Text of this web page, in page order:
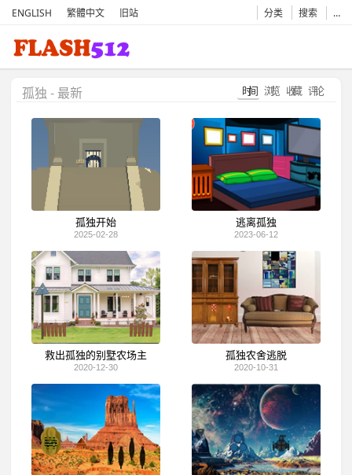
ENGLISH 繁體中文 旧站 分类 搜索 …
时间 浏览 收藏 评论
孤独 - 最新
孤独开始
2025-02-28
逃离孤独
2023-06-12
救出孤独的别墅农场主
2020-12-30
孤独农舍逃脱
2020-10-31